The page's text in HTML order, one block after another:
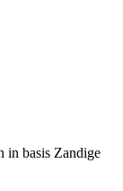
in basis Zandige